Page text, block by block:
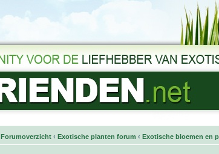
Forumoverzicht ‹ Exotische planten forum ‹ Exotische bloemen en